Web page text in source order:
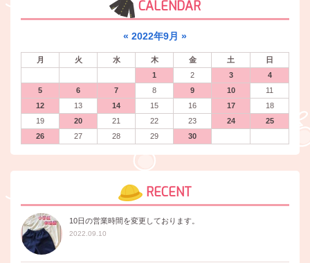
CALENDAR
« 2022年9月 »
月 火 水 木 金 土
日
1
2 3
4
5
6 7 8 9 10
11
12
13 14 15 16 17
18
19
20 21 22 23 24
25
26
27 28 29 30
RECENT
10日の営業時間を変更しております。
2022.09.10